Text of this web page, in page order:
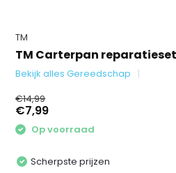
TM
TM Carterpan
Bekijk alles Gereedschap
€14,99
€7,99
Op voorraad
Scherpste prijzen